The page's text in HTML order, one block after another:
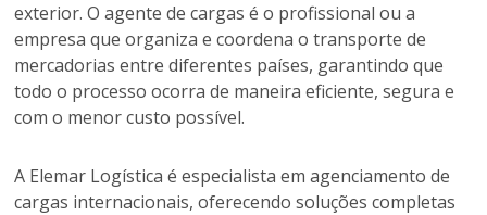
exterior. O agente de cargas é o profissional ou a
empresa que organiza e coordena o transporte de
mercadorias entre diferentes países, garantindo que
todo o processo ocorra de maneira eficiente, segura e
com o menor custo possível.
A Elemar Logística é especialista em agenciamento de
cargas internacionais, oferecendo soluções completas